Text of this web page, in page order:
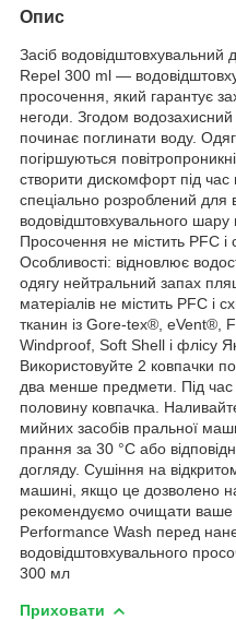
Опис
Засіб водовідштовхувальний
Repel 300 ml —
просочення, який гарантує
негоди. Згодом
починає поглинати воду.
погіршуються
створити дискомфорт під
спеціально розроблений для
водовідштовхувального
Просочення не містить PFC
Особливості: відновлює
одягу нейтральний запах
матеріалів не містить PFC і
тканин із Gore-tex®, eVent®,
Windproof, Soft Shell і флісу
Використовуйте 2 ковпачки
два менше предмети. Під час
половину ковпачка.
мийних засобів пральної
прання за 30 °C або
догляду. Сушіння на
машині, якщо це дозволено
рекомендуємо очищати
Performance Wash перед
водовідштовхувального
300 мл
Приховати